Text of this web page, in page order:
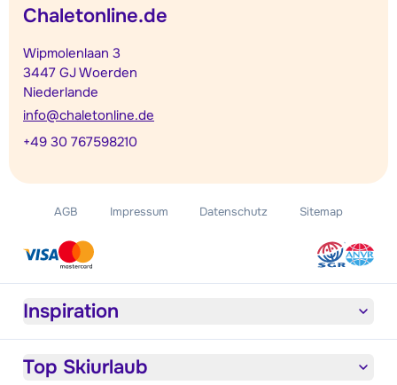
Chaletonline.de
Wipmolenlaan 3
3447 GJ Woerden
Niederlande
info@chaletonline.de
+49 30 767598210
AGB Impressum Datenschutz Sitemap
Inspiration
Top Skiurlaub